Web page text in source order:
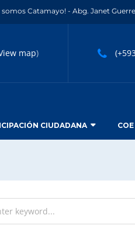
somos Catamayo! - Abg. Janet
map)
CIUDADANA COE